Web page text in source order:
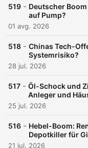
519 - Deutscher
auf Pump?
01 avg. 2026
518 - Chinas Tech-
Systemrisiko?
28 jul. 2026
517 - Öl-Schock und
Anleger und
25 jul. 2026
516 - Hebel-Boom:
Depotkiller für
21 jul. 2026